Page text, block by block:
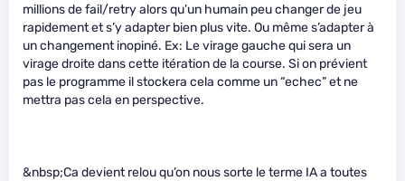
millions de fail/retry alors qu’un humain peu changer de jeu
rapidement et s’y adapter bien plus vite. Ou même s’adapter à
un changement inopiné. Ex: Le virage gauche qui sera un
virage droite dans cette itération de la course. Si on prévient
pas le programme il stockera cela comme un “echec” et ne
mettra pas cela en perspective.
&nbsp;Ca devient relou qu’on nous sorte le terme IA a toutes